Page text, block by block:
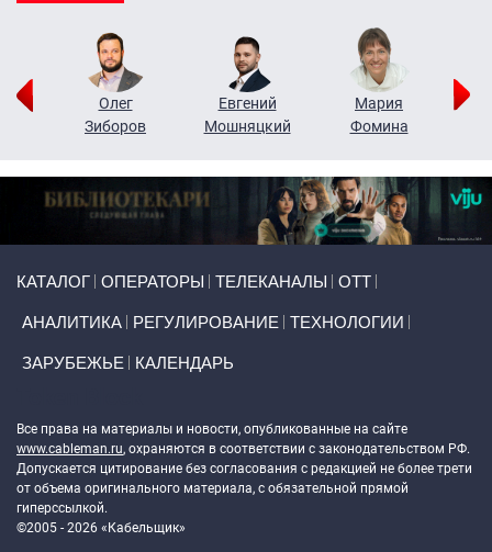
Олег
Зиборов
Евгений
Мошняцкий
Мария
Фомина
КАТАЛОГ ОПЕРАТОРЫ ТЕЛЕКАНАЛЫ ОТТ
АНАЛИТИКА РЕГУЛИРОВАНИЕ ТЕХНОЛОГИИ
ЗАРУБЕЖЬЕ КАЛЕНДАРЬ
Все права на материалы и новости, опубликованные на сайте
www.cableman.ru, охраняются в соответствии с законодательством РФ.
Допускается цитирование без согласования с редакцией не более трети
от объема оригинального материала, с обязательной прямой
гиперссылкой.
©2005 - 2026 «Кабельщик»